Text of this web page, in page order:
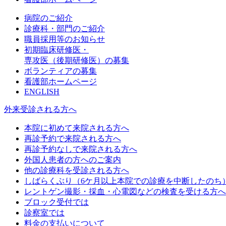
病院のご紹介
診療科・部門のご紹介
職員採用等のお知らせ
初期臨床研修医・
専攻医（後期研修医）の募集
ボランティアの募集
看護部ホームページ
ENGLISH
外来受診される方へ
本院に初めて来院される方へ
再診予約で来院される方へ
再診予約なしで来院される方へ
外国人患者の方へのご案内
他の診療科を受診される方へ
しばらくぶり（6ケ月以上本院での診療を中断したのち
レントゲン撮影・採血・心電図などの検査を受ける方へ
ブロック受付では
診察室では
料金の支払いについて